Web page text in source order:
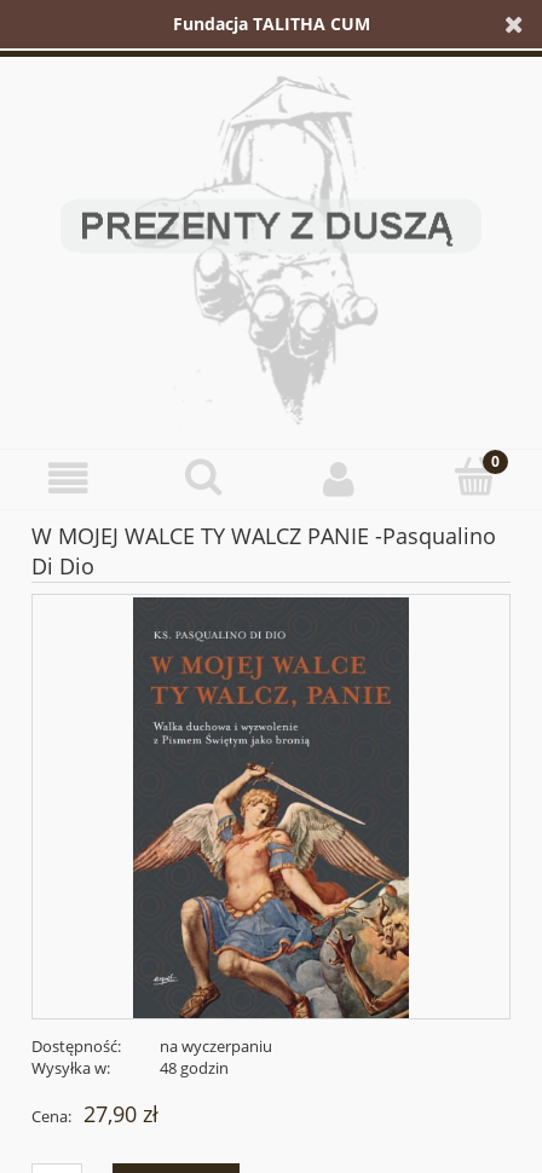
Fundacja TALITHA CUM
W MOJEJ WALCE TY WALCZ PANIE -Pasqualino
Di Dio
Dostępność:
na wyczerpaniu
Wysyłka w:
48 godzin
Cena: 27,90 zł